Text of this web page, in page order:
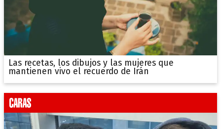
Las recetas, los dibujos y las mujeres que
mantienen vivo el recuerdo de Irán